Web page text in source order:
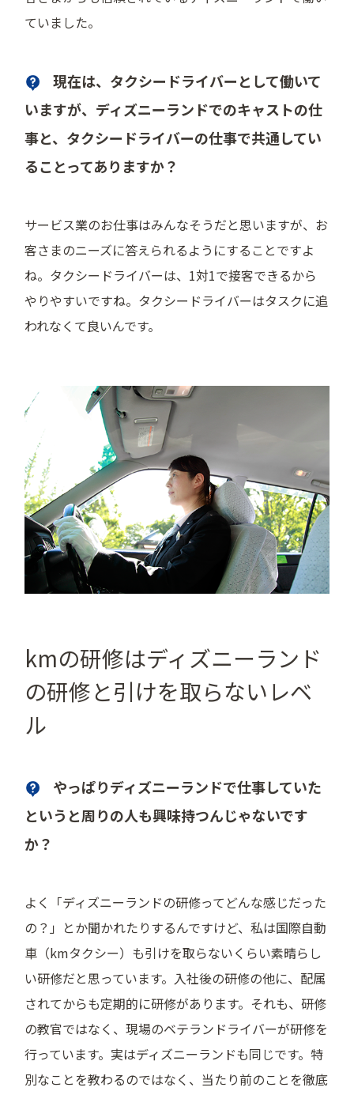
ていました。
現在は、タクシードライバーとして働いて
いますが、ディズニーランドでのキャストの仕
事と、タクシードライバーの仕事で共通してい
ることってありますか？
サービス業のお仕事はみんなそうだと思いますが、お
客さまのニーズに答えられるようにすることですよ
ね。タクシードライバーは、1対1で接客できるから
やりやすいですね。タクシードライバーはタスクに追
われなくて良いんです。
kmの研修はディズニーランド
の研修と引けを取らないレベ
ル
やっぱりディズニーランドで仕事していた
というと周りの人も興味持つんじゃないです
か？
よく「ディズニーランドの研修ってどんな感じだった
の？」とか聞かれたりするんですけど、私は国際自動
車（kmタクシー）も引けを取らないくらい素晴らし
い研修だと思っています。入社後の研修の他に、配属
されてからも定期的に研修があります。それも、研修
の教官ではなく、現場のベテランドライバーが研修を
行っています。実はディズニーランドも同じです。特
別なことを教わるのではなく、当たり前のことを徹底